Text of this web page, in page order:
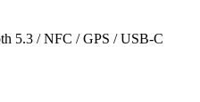
5.3 / NFC / GPS / USB-C